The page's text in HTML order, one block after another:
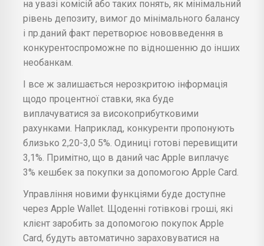
на увазі комісій або таких понять, як мінімальний
рівень депозиту, вимог до мінімального балансу
і пр.даний факт перетворює нововведення в
конкурентоспроможне по відношенню до інших
необанкам.
І все ж залишається нерозкритою інформація
щодо процентної ставки, яка буде
виплачуватися за високоприбутковими
рахунками. Наприклад, конкуренти пропонують
близько 2,20-3,0 5%. Одиниці готові перевищити
3,1%. Примітно, що в даний час Apple виплачує
3% кешбек за покупки за допомогою Apple Card.
Управління новими функціями буде доступне
через Apple Wallet. Щоденні готівкові гроші, які
клієнт заробить за допомогою покупок Apple
Card, будуть автоматично зараховуватися на